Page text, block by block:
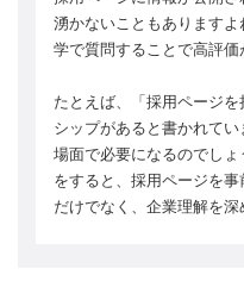
湧かないこともあります
学で質問することで高評価
たとえば、「採用ページ
シップがあると書かれて
場面で必要になるのでし
をすると、採用ページを
だけでなく、企業理解を深